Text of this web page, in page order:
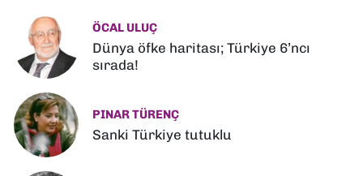
ÖCAL ULUÇ
Dünya öfke haritası; Türkiye 6’ncı
sırada!
PINAR TÜRENÇ
Sanki Türkiye tutuklu